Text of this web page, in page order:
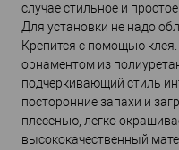
случае стильное и
Для установки не надо
Крепится с помощью
орнаментом из
подчеркивающий стиль
посторонние запахи и
плесенью, легко
высококачественный